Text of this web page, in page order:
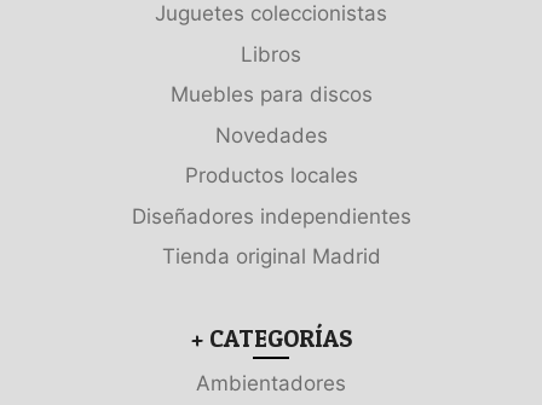
Juguetes coleccionistas
Libros
Muebles para discos
Novedades
Productos locales
Diseñadores independientes
Tienda original Madrid
+ CATEGORÍAS
Ambientadores